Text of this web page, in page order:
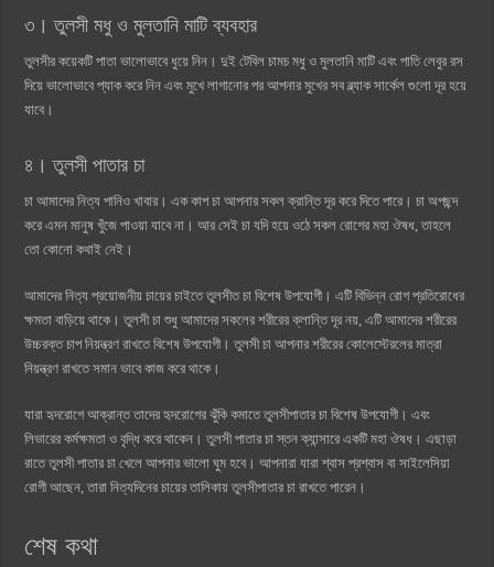
৩। তুলসী মধু ও মুলতানি মাটি ব্যবহার
তুলসীর কয়েকটি পাতা ভালোভাবে ধুয়ে নিন। দুই টেবিল চামচ মধু ও মুলতানি মাটি এবং পাতি লেবুর রস
দিয়ে ভালোভাবে প্যাক করে নিন এবং মুখে লাগানোর পর আপনার মুখের সব ব্ল্যাক সার্কেল গুলো দূর হয়ে
যাবে।
৪। তুলসী পাতার চা
চা আমাদের নিত্য পানিও খাবার। এক কাপ চা আপনার সকল ক্রান্তি দূর করে দিতে পারে। চা অপছন্দ
করে এমন মানুষ খুঁজে পাওয়া যাবে না। আর সেই চা যদি হয়ে ওঠে সকল রোগের মহা ঔষধ, তাহলে
তো কোনো কথাই নেই।
আমাদের নিত্য প্রয়োজনীয় চায়ের চাইতে তুলসীত চা বিশেষ উপযোগী। এটি বিভিন্ন রোগ প্রতিরোধের
ক্ষমতা বাড়িয়ে থাকে। তুলসী চা শুধু আমাদের সকলের শরীরের ক্লান্তি দূর নয়, এটি আমাদের শরীরের
উচ্চরক্ত চাপ নিয়ন্ত্রণ রাখতে বিশেষ উপযোগী। তুলসী চা আপনার শরীরের কোলেস্টেরলের মাত্রা
নিয়ন্ত্রণ রাখতে সমান ভাবে কাজ করে থাকে।
যারা হৃদরোগে আক্রান্ত তাদের হৃদরোগের ঝুঁকি কমাতে তুলসীপাতার চা বিশেষ উপযোগী। এবং
লিভারের কর্মক্ষমতা ও বৃদ্ধি করে থাকেন। তুলসী পাতার চা স্তন ক্যান্সারে একটি মহা ঔষধ। এছাড়া
রাতে তুলসী পাতার চা খেলে আপনার ভালো ঘুম হবে। আপনারা যারা শ্বাস প্রশ্বাস বা সাইলেসিয়া
রোগী আছেন, তারা নিত্যদিনের চায়ের তালিকায় তুলসীপাতার চা রাখতে পারেন।
শেষ কথা